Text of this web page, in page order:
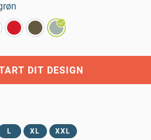
DIT DESIGN
L XL XXL